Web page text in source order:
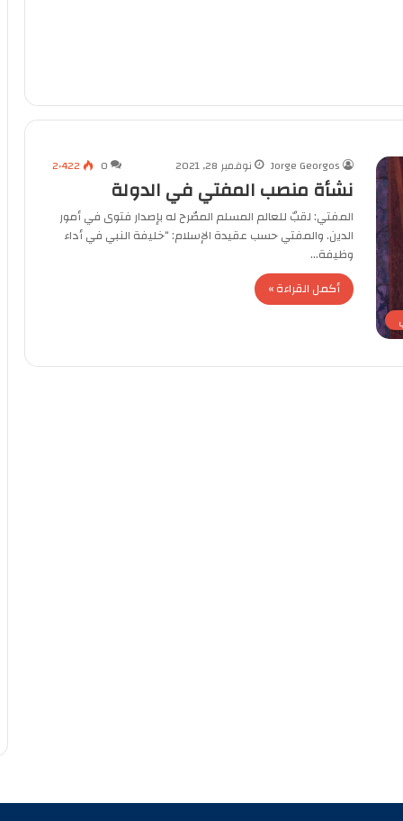
Jorge Georgos نوفمبر 28, 2021 0 2٬422
نشأة منصب المفتي في الدولة
المفتي: لقبٌ للعالم المسلم المصّرح له بإصدار فتوى في أمور
الدين. والمفتي حسب عقيدة الإسلام: “خليفة النبي في أداء
وظيفة…
أكمل القراءة »